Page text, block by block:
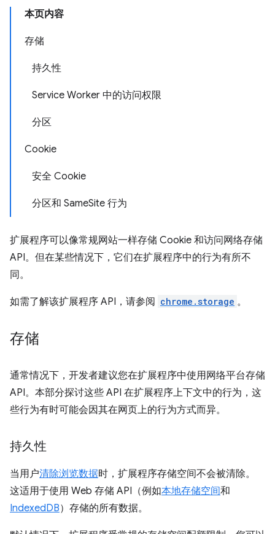
本页内容
存储
持久性
Service Worker 中的访问权限
分区
Cookie
安全 Cookie
分区和 SameSite 行为
扩展程序可以像常规网站一样存储 Cookie 和访问网络存储
API。但在某些情况下，它们在扩展程序中的行为有所不
同。
如需了解该扩展程序 API，请参阅 chrome.storage 。
存储
通常情况下，开发者建议您在扩展程序中使用网络平台存储
API。本部分探讨这些 API 在扩展程序上下文中的行为，这
些行为有时可能会因其在网页上的行为方式而异。
持久性
当用户清除浏览数据时，扩展程序存储空间不会被清除。
这适用于使用 Web 存储 API（例如本地存储空间和
IndexedDB）存储的所有数据。